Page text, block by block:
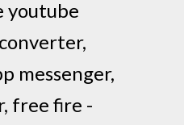
youtube
messenger,
free fire -